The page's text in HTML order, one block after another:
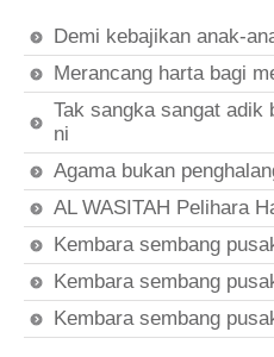
Demi kebajikan anak-
Merancang harta bagi
Tak sangka sangat adik
ni
Agama bukan
AL WASITAH Pelihara
Kembara sembang
Kembara sembang
Kembara sembang